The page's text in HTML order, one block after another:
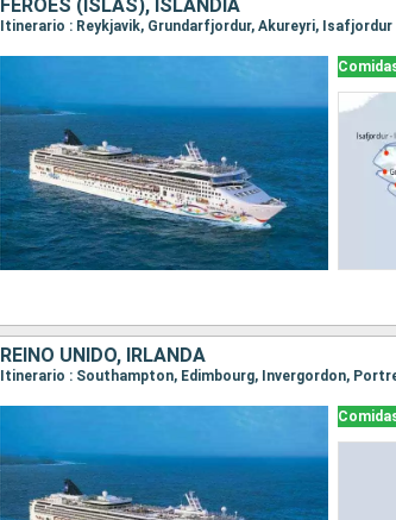
FÉROES (ISLAS), ISLANDIA
REINO UNIDO, IRLANDA
Itinerario : Southampton, Edimbourg, Invergordon,